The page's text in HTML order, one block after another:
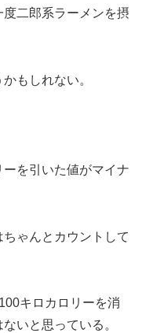
二郎系ラーメンを摂
もしれない。
を引いた値がマイナ
ゃんとカウントして
キロカロリーを消
いと思っている。